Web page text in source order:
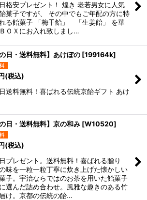
格安プレゼント！ 煌き 老若男女に人気
菓子ですが、 その中でもご年配の方に特
る飴菓子 「梅干飴」 「生姜飴」 を華
ＯＸにお入れ致しまし…
の日・送料無料】あけぼの [199164k]
(税込)
送料無料！喜ばれる伝統京飴ギフト あけ
の日・送料無料】京の和み [W10520]
(税込)
プレゼント。送料無料！喜ばれる贈り
味を一粒一粒丁寧に炊き上げた懐かしい
子。宇治ならではのお茶を用いた飴菓子
選んだ詰め合わせ。風雅な趣きのある竹
け。京都の伝統の飴…